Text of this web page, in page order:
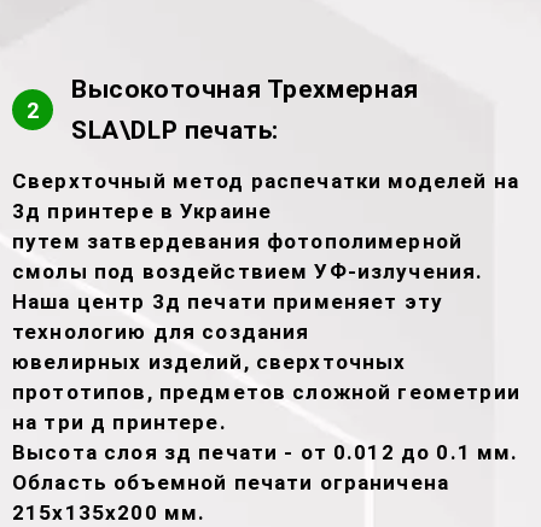
2
Высокоточная Трехмерная
SLA\DLP печать:
Сверхточный метод распечатки моделей на
3д принтере в Украине
путем затвердевания фотополимерной
смолы под воздействием УФ-излучения.
Наша центр 3д печати применяет эту
технологию для создания
ювелирных изделий, сверхточных
прототипов, предметов сложной геометрии
на три д принтере.
Высота слоя зд печати - от 0.012 до 0.1 мм.
Область объемной печати ограничена
215х135х200 мм.